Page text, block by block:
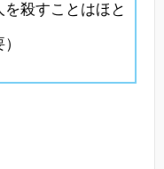
殺すことはほと